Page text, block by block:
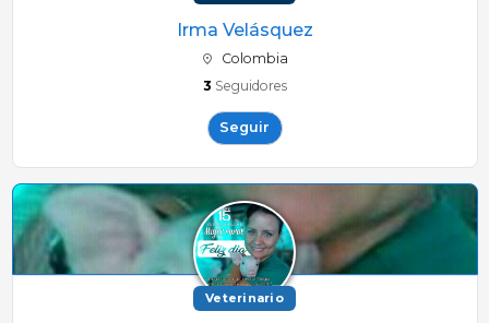
Irma Velásquez
Colombia
3 Seguidores
Seguir
Veterinario